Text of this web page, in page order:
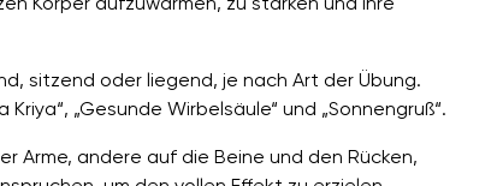
sitzend oder liegend, je nach Art der Übung.
„Gesunde Wirbelsäule“ und „Sonnengruß“.
Arme, andere auf die Beine und den Rücken,